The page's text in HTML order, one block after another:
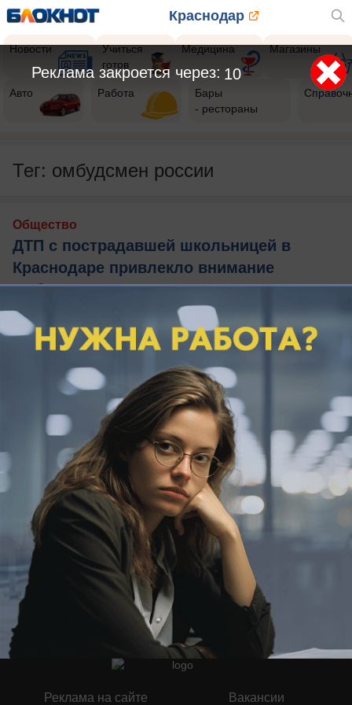
Краснодар
Новости
Учиться
готов
Медицина Магазины
Авто Работа
Бары
- рестораны
Тег: омбудсмен россии
Общество
ДТП с пострадавшей школьницей в
Краснодаре привлекло внимание
омбудсмена России
Яна Лантратова просит прокуратуру Кубани
проверить отказ в возбуждении дела
03.06.2026
Реклама на сайте Вакансии
10
Реклама закроется через: